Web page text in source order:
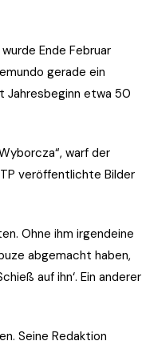
Ende Februar
gerade ein
Jahresbeginn etwa 50
warf der
veröffentlichte Bilder
Ohne ihm irgendeine
abgemacht haben,
auf ihn‘. Ein anderer
Seine Redaktion